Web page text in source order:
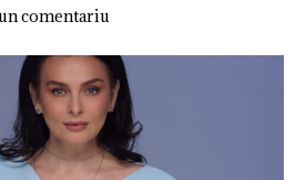
comentariu